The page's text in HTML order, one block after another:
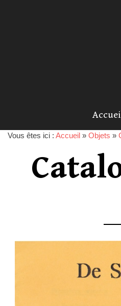
Vous êtes ici : Accueil » Objets »